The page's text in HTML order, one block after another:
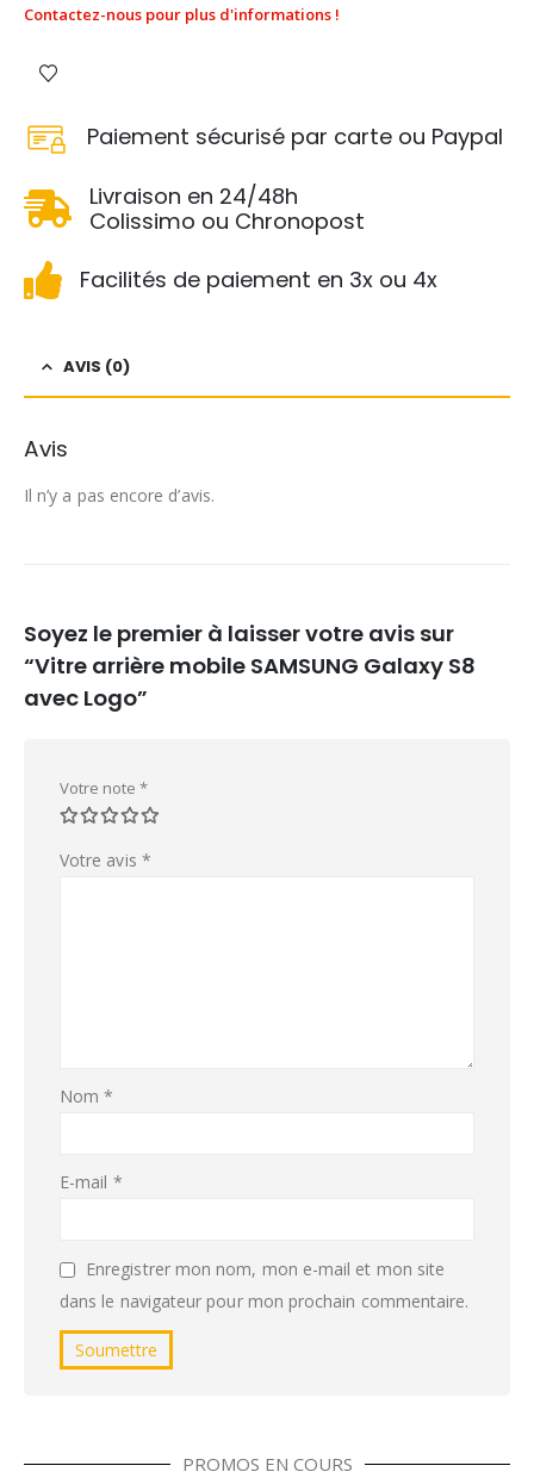
Contactez-nous pour plus d'informations !
Paiement sécurisé par carte ou Paypal
Livraison en 24/48h
Colissimo ou Chronopost
Facilités de paiement en 3x ou 4x
AVIS (0)
Avis
Il n’y a pas encore d’avis.
Soyez le premier à laisser votre avis sur
“Vitre arrière mobile SAMSUNG Galaxy S8
avec Logo”
Votre note *
Votre avis *
Nom*
E-mail *
Enregistrer mon nom, mon e-mail et mon site
dans le navigateur pour mon prochain commentaire.
PROMOS EN COURS